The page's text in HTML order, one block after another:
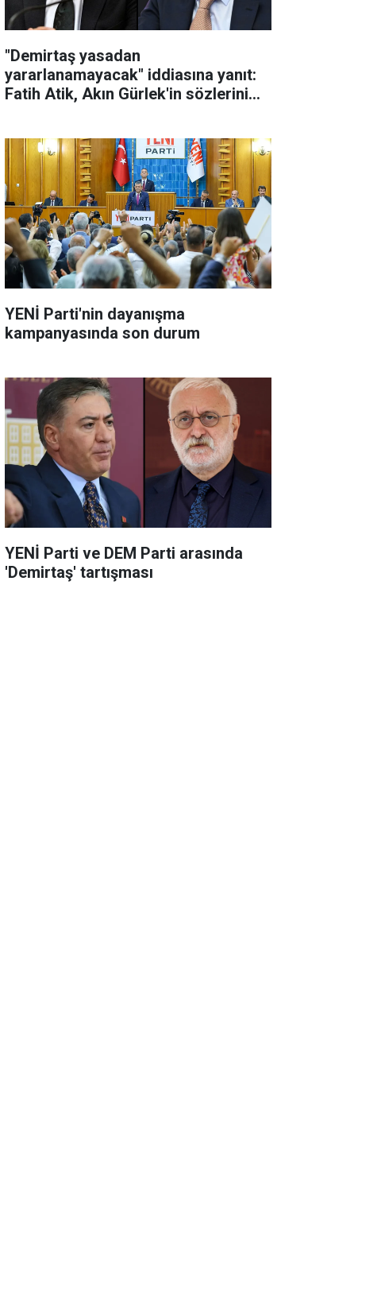
"Demirtaş yasadan
yararlanamayacak" iddiasına yanıt:
Fatih Atik, Akın Gürlek'in sözlerini
YENİ Parti'nin dayanışma
kampanyasında son durum
YENİ Parti ve DEM Parti arasında
'Demirtaş' tartışması